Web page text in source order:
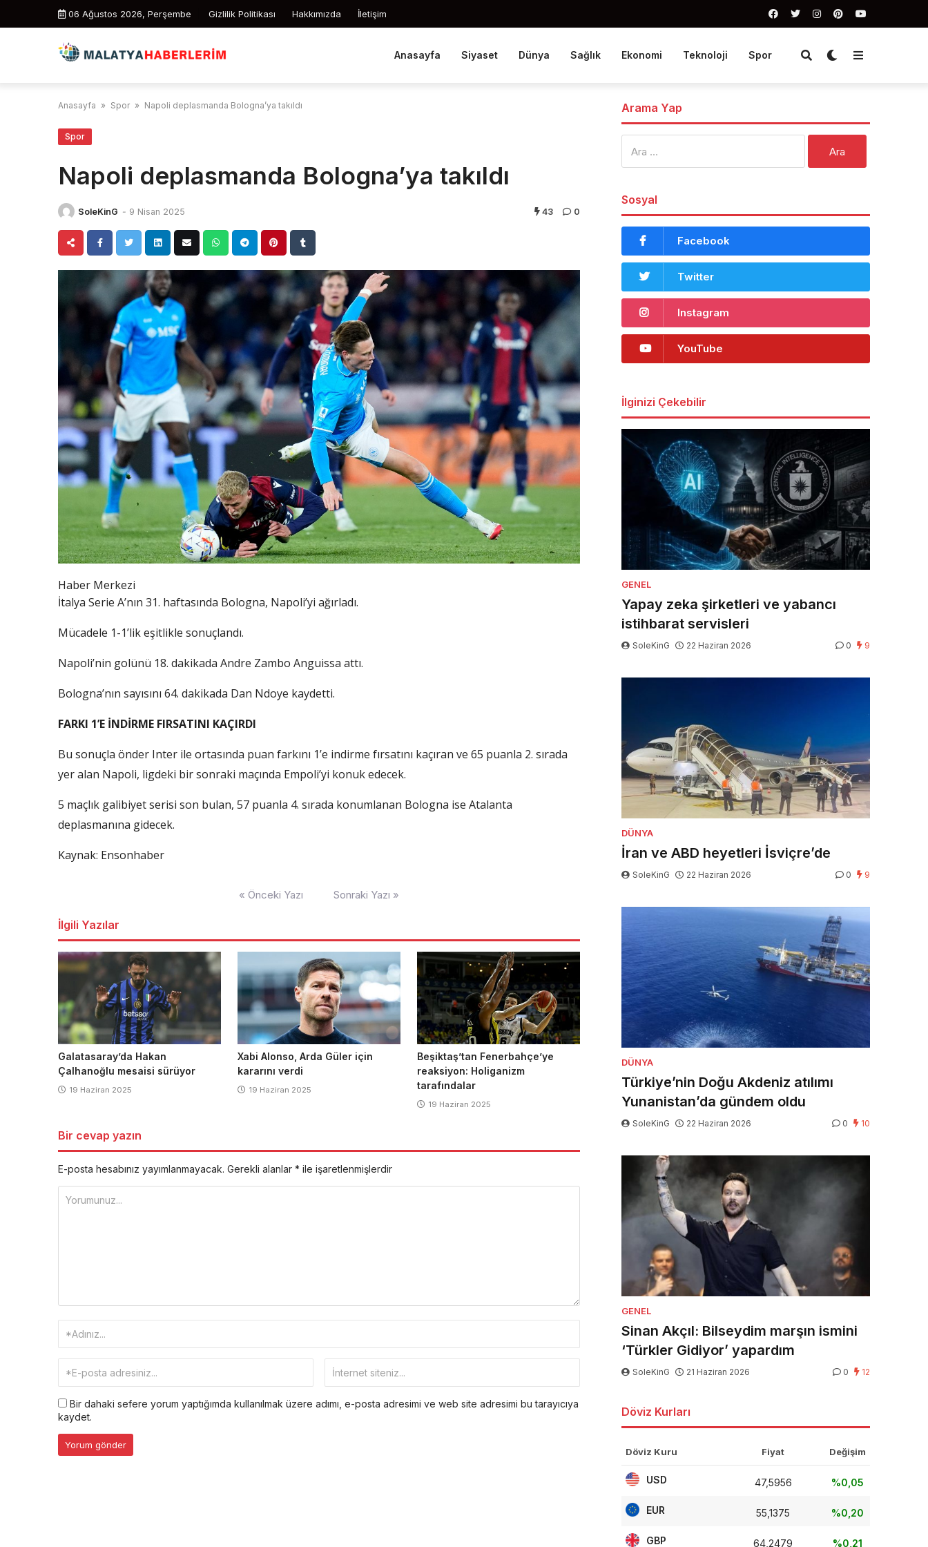
06 Ağustos 2026, Perşembe Gizlilik Politikası Hakkımızda İletişim
Anasayfa Siyaset Dünya Sağlık Ekonomi Teknoloji Spor
Anasayfa » Spor » Napoli deplasmanda Bologna’ya takıldı
Spor
Napoli deplasmanda Bologna’ya takıldı
SoleKinG - 9 Nisan 2025 43 0
Haber Merkezi
İtalya Serie A’nın 31. haftasında Bologna, Napoli’yi ağırladı.
Mücadele 1-1’lik eşitlikle sonuçlandı.
Napoli’nin golünü 18. dakikada Andre Zambo Anguissa attı.
Bologna’nın sayısını 64. dakikada Dan Ndoye kaydetti.
FARKI 1’E İNDİRME FIRSATINI KAÇIRDI
Bu sonuçla önder Inter ile ortasında puan farkını 1’e indirme fırsatını kaçıran ve 65 puanla 2. sırada
yer alan Napoli, ligdeki bir sonraki maçında Empoli’yi konuk edecek.
5 maçlık galibiyet serisi son bulan, 57 puanla 4. sırada konumlanan Bologna ise Atalanta
deplasmanına gidecek.
Kaynak: Ensonhaber
« Önceki Yazı Sonraki Yazı »
İlgili Yazılar
Galatasaray’da Hakan
Çalhanoğlu mesaisi sürüyor
19 Haziran 2025
Xabi Alonso, Arda Güler için
kararını verdi
19 Haziran 2025
Beşiktaş’tan Fenerbahçe’ye
reaksiyon: Holiganizm
tarafındalar
19 Haziran 2025
Bir cevap yazın
E-posta hesabınız yayımlanmayacak. Gerekli alanlar * ile işaretlenmişlerdir
Bir dahaki sefere yorum yaptığımda kullanılmak üzere adımı, e-posta adresimi ve web site adresimi bu tarayıcıya
kaydet.
Arama Yap
Sosyal
Facebook
Twitter
Instagram
YouTube
İlginizi Çekebilir
GENEL
Yapay zeka şirketleri ve yabancı
istihbarat servisleri
SoleKinG 22 Haziran 2026 0 9
DÜNYA
İran ve ABD heyetleri İsviçre’de
SoleKinG 22 Haziran 2026 0 9
DÜNYA
Türkiye’nin Doğu Akdeniz atılımı
Yunanistan’da gündem oldu
SoleKinG 22 Haziran 2026 0 10
GENEL
Sinan Akçıl: Bilseydim marşın ismini
‘Türkler Gidiyor’ yapardım
SoleKinG 21 Haziran 2026 0 12
Döviz Kurları
Döviz Kuru Fiyat Değişim
USD 47,5956 %0,05
EUR 55,1375 %0,20
GBP 64,2479 %0,21